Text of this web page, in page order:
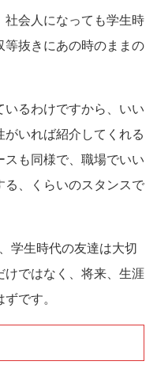
社会人になっても学生時
等抜きにあの時のままの
るわけですから、いい
がいれば紹介してくれる
も同様で、職場でいい
る、くらいのスタンスで
学生時代の友達は大切
けではなく、将来、生涯
です。